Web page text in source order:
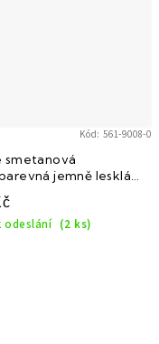
smetanová
jemně lesklá
kravata
odeslání (2 ks)
Kód: 561-9008-0